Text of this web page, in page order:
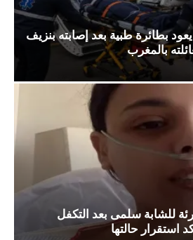
بطائرة طبية بعد إصابته بنزيف
بالمغرب
للشابة سلمى بعد التكفل
استقرار حالتها